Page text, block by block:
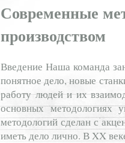
Современные
производством
Введение Наша команда
понятное дело, новые
работу людей и их
основных методологиях
методологий сделан с
иметь дело лично. В XX